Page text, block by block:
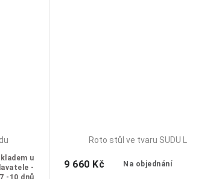
u
-
-10 dnů
Roto stůl ve tvaru SUDU L
Na objednání
9 660 Kč